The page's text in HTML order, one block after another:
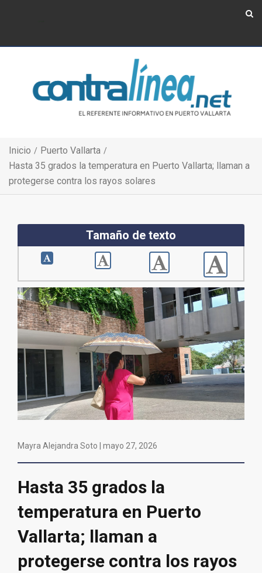
Inicio
Puerto Vallarta
Hasta 35 grados la temperatura en Puerto Vallarta; llaman a
protegerse contra los rayos solares
Tamaño de texto
Mayra Alejandra Soto | mayo 27, 2026
Hasta 35 grados la
temperatura en Puerto
Vallarta; llaman a
protegerse contra los rayos